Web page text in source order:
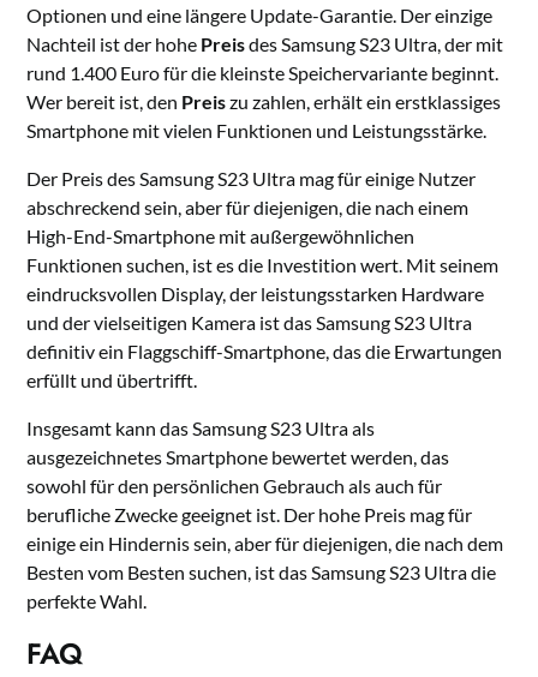
Optionen und eine längere Update-Garantie. Der einzige
Nachteil ist der hohe Preisdes Samsung S23 Ultra, der mit
rund 1.400 Euro für die kleinste Speichervariante beginnt.
Wer bereit ist, den Preiszu zahlen, erhält ein erstklassiges
Smartphone mit vielen Funktionen und Leistungsstärke.
Der Preis des Samsung S23 Ultra mag für einige Nutzer
abschreckend sein, aber für diejenigen, die nach einem
High-End-Smartphone mit außergewöhnlichen
Funktionen suchen, ist es die Investition wert. Mit seinem
eindrucksvollen Display, der leistungsstarken Hardware
und der vielseitigen Kamera ist das Samsung S23 Ultra
definitiv ein Flaggschiff-Smartphone, das die Erwartungen
erfüllt und übertrifft.
Insgesamt kann das Samsung S23 Ultra als
ausgezeichnetes Smartphone bewertet werden, das
sowohl für den persönlichen Gebrauch als auch für
berufliche Zwecke geeignet ist. Der hohe Preis mag für
einige ein Hindernis sein, aber für diejenigen, die nach dem
Besten vom Besten suchen, ist das Samsung S23 Ultra die
perfekte Wahl.
FAQ